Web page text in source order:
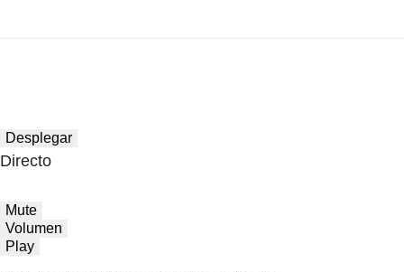
Desplegar
Directo
Mute
Volumen
Play